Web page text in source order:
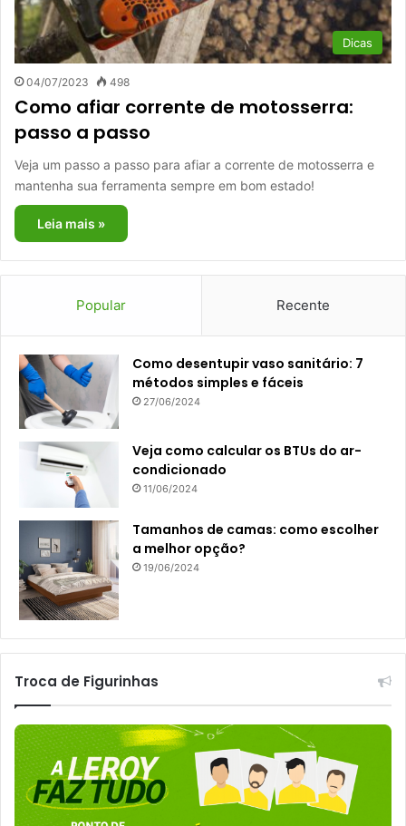
Dicas
04/07/2023 498
Como afiar corrente de motosserra:
passo a passo
Veja um passo a passo para afiar a corrente de motosserra e
mantenha sua ferramenta sempre em bom estado!
Leia mais »
Popular Recente
Como desentupir vaso sanitário: 7
métodos simples e fáceis
27/06/2024
Veja como calcular os BTUs do ar-
condicionado
11/06/2024
Tamanhos de camas: como escolher
a melhor opção?
19/06/2024
Troca de Figurinhas